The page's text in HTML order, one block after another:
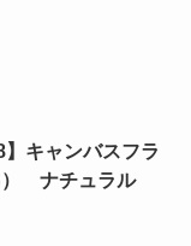
】キャンバスフラ
） ナチュラル